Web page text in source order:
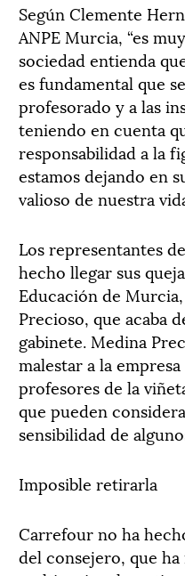
Según Clemente
ANPE Murcia, “es
sociedad entienda
es fundamental que
profesorado y a las
teniendo en cuenta
responsabilidad a la
estamos dejando en
valioso de nuestra
Los representantes
hecho llegar sus
Educación de
Precioso, que acaba
gabinete. Medina
malestar a la
profesores de la
que pueden
sensibilidad de
Imposible retirarla
Carrefour no ha
del consejero, que